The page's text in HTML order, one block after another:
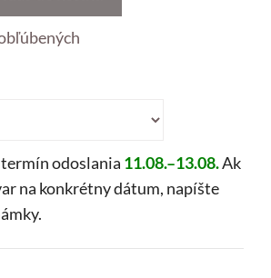
odoslania 11.08.–13.08.Ak
na konkrétny dátum, napíšte